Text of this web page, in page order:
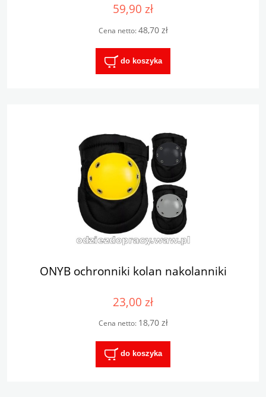
59,90 zł
Cena netto:48,70 zł
do koszyka
ONYB ochronniki kolan nakolanniki
23,00 zł
Cena netto: 18,70 zł
do koszyka